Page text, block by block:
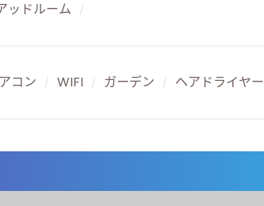
ッドルーム /
コン / WIFI / ガーデン / ヘアドライヤー